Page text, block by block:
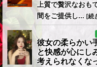
上質で贅沢なおも
間をご提供し... [続
彼女の柔らかい
と快感が心にし
考えられなくな